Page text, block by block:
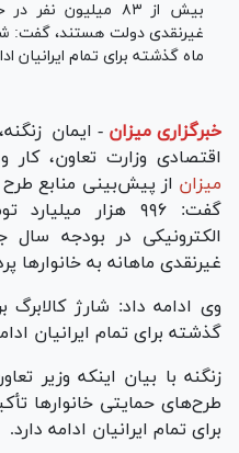
بیش از ۸۳ میلیون
ماه گذشته برای تمام ایرانیان
خبرگزاری میزان - ایمان
اقتصادی وزارت تعاون، کار
میزان
گفت: ۹۹۶ هزار
الکترونیکی در بودجه
غیرنقدی ماهانه به خانوارها
گذشته برای تمام ایرانیان
زنگنه با بیان اینکه وزیر
طرح‌های حمایتی خانوارها
برای تمام ایرانیان ادامه دارد.